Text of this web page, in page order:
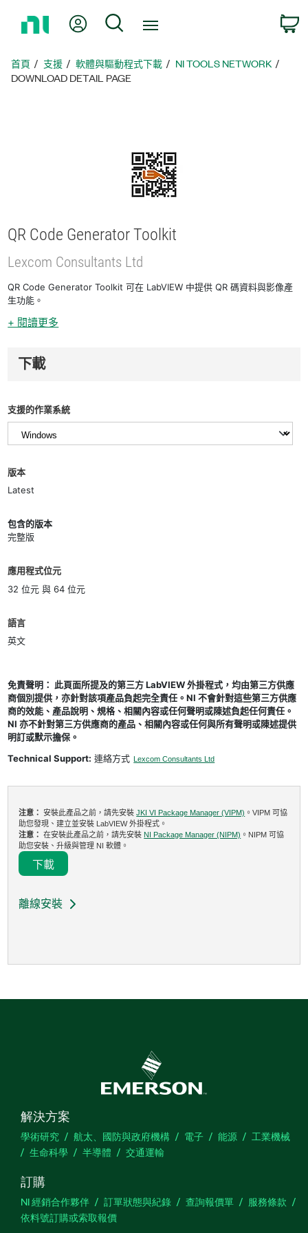
頁
我的帳號 搜尋
首頁 支援 軟體與驅動程式下載
NI TOOLS NETWORK
DOWNLOAD DETAIL PAGE
QR Code Generator Toolkit
Lexcom Consultants Ltd
QR Code Generator Toolkit 可在 LabVIEW 中提供 QR 碼資料與影像產
生功能。
+ 閱讀更多
下載
支援的作業系統
版本
Latest
包含的版本
完整版
應用程式位元
32 位元 與 64 位元
語言
英文
免責聲明： 此頁面所提及的第三方 LabVIEW 外掛程式，均由第三方供應
商個別提供，亦針對該項產品負起完全責任。NI 不會針對這些第三方供應
商的效能、產品說明、規格、相關內容或任何聲明或陳述負起任何責任。
NI 亦不針對第三方供應商的產品、相關內容或任何與所有聲明或陳述提供
明訂或默示擔保。
Technical Support: 連絡方式 Lexcom Consultants Ltd
注意：安裝此產品之前，請先安裝JKI VI Package Manager (VIPM) 。VIPM 可協
助您發現、建立並安裝 LabVIEW 外掛程式。
注意：在安裝此產品之前，請先安裝 NI Package Manager (NIPM) 。NIPM 可協
助您安裝、升級與管理 NI 軟體。
下載
離線安裝
解決方案
學術研究 航太、國防與政府機構 電子 能源
工業機械
生命科學
半導體 交通運輸
訂購
NI 經銷合作夥伴 訂單狀態與紀錄 查詢報價單
服務條款
依料號訂購或索取報價